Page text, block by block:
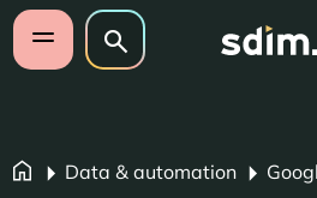
Navigatie overslaan
Open mobiel menu
Zoeken op website
Zoeken
Data & automation